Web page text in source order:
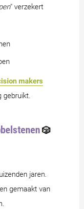
" verzekert
makers
gebruikt.
🎲
jaren.
gemaakt van